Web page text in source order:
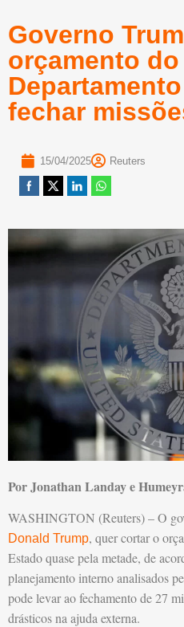
Governo
orçamento do
fechar
15/04/2025 Reuters
Por Jonathan Landay e
WASHINGTON (Reuters) – O
Donald Trump, quer cortar o
Estado quase pela metade, de
planejamento interno analisados
pode levar ao fechamento de 27
drásticos na ajuda externa.